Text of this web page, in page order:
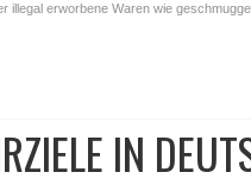
illegal erworbene Waren wie
IN